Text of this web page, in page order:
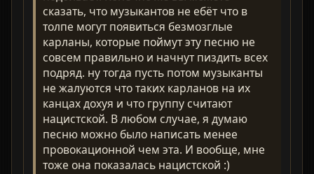
сказать, что музыкантов не ебёт что в
толпе могут появиться безмозглые
карланы, которые поймут эту песню не
совсем правильно и начнут пиздить всех
подряд. ну тогда пусть потом музыканты
не жалуются что таких карланов на их
канцах дохуя и что группу считают
нацистской. В любом случае, я думаю
песню можно было написать менее
провокационной чем эта. И вообще, мне
тоже она показалась нацистской :)